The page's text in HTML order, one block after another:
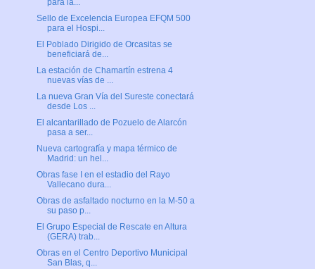
para la...
Sello de Excelencia Europea EFQM 500
para el Hospi...
El Poblado Dirigido de Orcasitas se
beneficiará de...
La estación de Chamartín estrena 4
nuevas vías de ...
La nueva Gran Vía del Sureste conectará
desde Los ...
El alcantarillado de Pozuelo de Alarcón
pasa a ser...
Nueva cartografía y mapa térmico de
Madrid: un hel...
Obras fase I en el estadio del Rayo
Vallecano dura...
Obras de asfaltado nocturno en la M-50 a
su paso p...
El Grupo Especial de Rescate en Altura
(GERA) trab...
Obras en el Centro Deportivo Municipal
San Blas, q...